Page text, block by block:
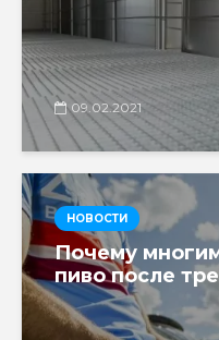
09.02.2021
НОВОСТИ
Почему
пиво после